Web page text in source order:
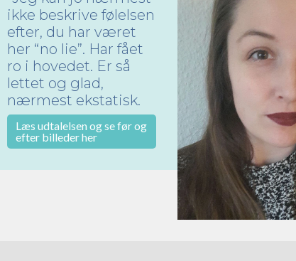
ikke beskrive følelsen
efter, du har været
her “no lie”. Har fået
ro i hovedet. Er så
lettet og glad,
nærmest ekstatisk.
Læs udtalelsen og se før og
efter billeder her